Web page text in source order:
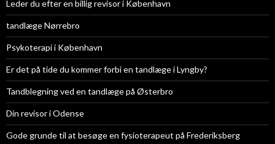
Leder du efter en billig revisor i København
tandlæge Nørrebro
Psykoterapi i København
Er det på tide du kommer forbi en tandlæge i Lyngby?
Tandblegning ved en tandlæge på Østerbro
Din revisor i Odense
Gode grunde til at besøge en fysioterapeut på Frederiksberg